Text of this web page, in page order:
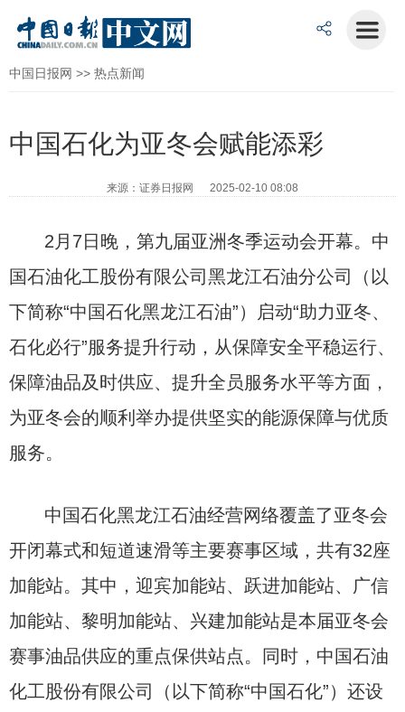
中国日报网 >> 热点新闻
中国石化为亚冬会赋能添彩
来源：证券日报网 2025-02-10 08:08
2月7日晚，第九届亚洲冬季运动会开幕。中
国石油化工股份有限公司黑龙江石油分公司（以
下简称“中国石化黑龙江石油”）启动“助力亚冬、
石化必行”服务提升行动，从保障安全平稳运行、
保障油品及时供应、提升全员服务水平等方面，
为亚冬会的顺利举办提供坚实的能源保障与优质
服务。
中国石化黑龙江石油经营网络覆盖了亚冬会
开闭幕式和短道速滑等主要赛事区域，共有32座
加能站。其中，迎宾加能站、跃进加能站、广信
加能站、黎明加能站、兴建加能站是本届亚冬会
赛事油品供应的重点保供站点。同时，中国石油
化工股份有限公司（以下简称“中国石化”）还设